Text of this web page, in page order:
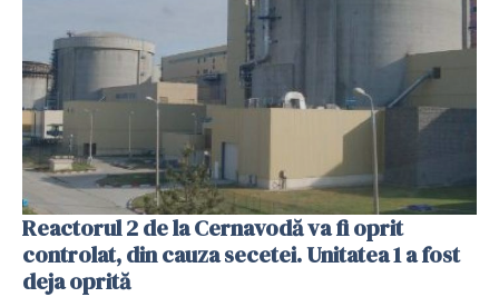
Reactorul 2 de la Cernavodă va fi oprit
controlat, din cauza secetei. Unitatea 1 a fost
deja oprită